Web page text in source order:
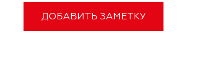
ДОБАВИТЬ ЗАМЕТКУ